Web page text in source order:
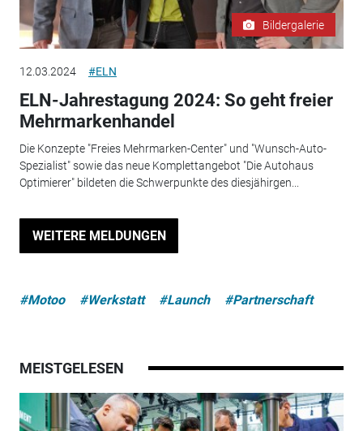
Bildergalerie
12.03.2024 #ELN
ELN-Jahrestagung 2024: So geht freier
Mehrmarkenhandel
Die Konzepte "Freies Mehrmarken-Center" und "Wunsch-Auto-
Spezialist" sowie das neue Komplettangebot "Die Autohaus
Optimierer" bildeten die Schwerpunkte des diesjähirgen...
WEITERE MELDUNGEN
#Motoo #Werkstatt #Launch #Partnerschaft
MEISTGELESEN